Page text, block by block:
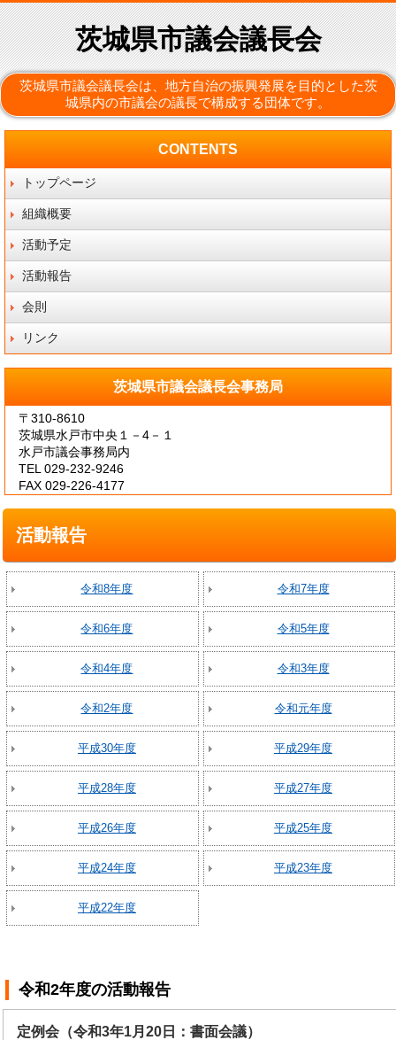
茨城県市議会議長会
茨城県市議会議長会は、地方自治の振興発展を目的とした茨
城県内の市議会の議長で構成する団体です。
CONTENTS
トップページ
組織概要
活動予定
活動報告
会則
リンク
茨城県市議会議長会事務局
〒310-8610
茨城県水戸市中央１－4－１
水戸市議会事務局内
TEL 029-232-9246
FAX 029-226-4177
活動報告
令和8年度 令和7年度
令和6年度 令和5年度
令和4年度 令和3年度
令和2年度 令和元年度
平成30年度 平成29年度
平成28年度 平成27年度
平成26年度 平成25年度
平成24年度 平成23年度
平成22年度
令和2年度の活動報告
定例会（令和3年1月20日：書面会議）